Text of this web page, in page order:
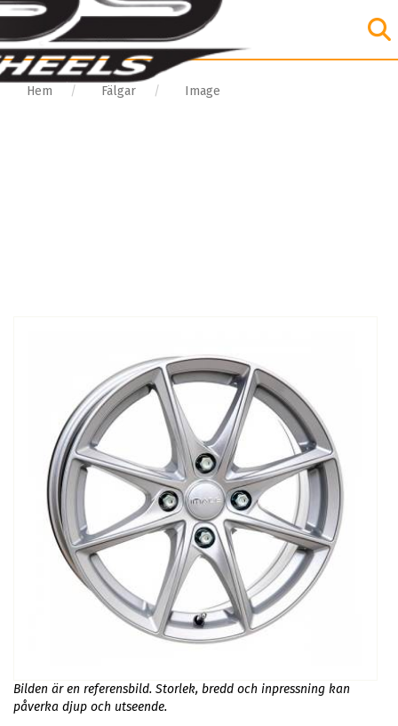
Hem Fälgar Image
Bilden är en referensbild. Storlek, bredd och inpressning kan
påverka djup och utseende.